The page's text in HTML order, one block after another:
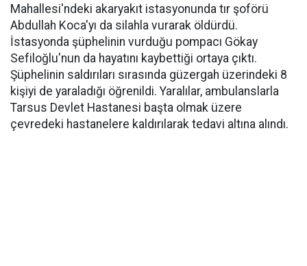
Mahallesi'ndeki akaryakıt istasyonunda tır şoförü
Abdullah Koca'yı da silahla vurarak öldürdü.
İstasyonda şüphelinin vurduğu pompacı Gökay
Sefiloğlu'nun da hayatını kaybettiği ortaya çıktı.
Şüphelinin saldırıları sırasında güzergah üzerindeki 8
kişiyi de yaraladığı öğrenildi. Yaralılar, ambulanslarla
Tarsus Devlet Hastanesi başta olmak üzere
çevredeki hastanelere kaldırılarak tedavi altına alındı.